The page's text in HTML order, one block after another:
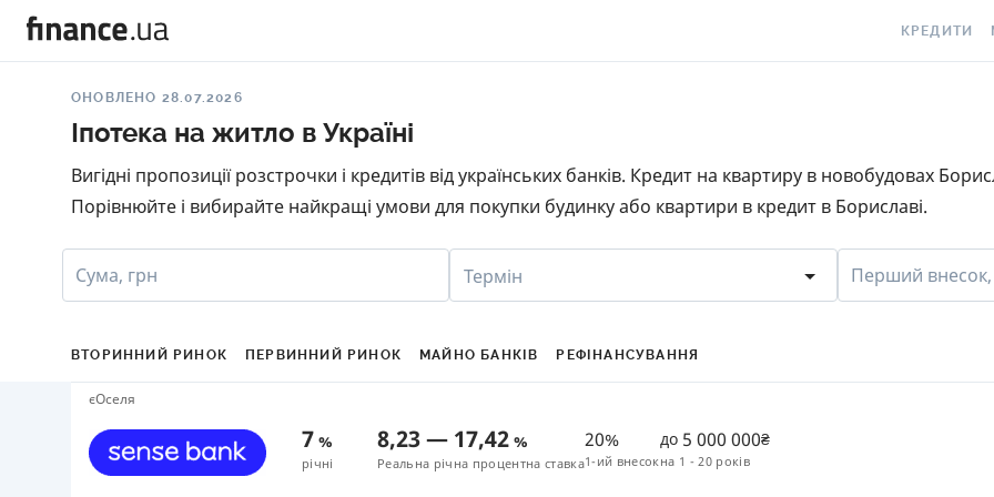
КРЕДИТИ
КРЕДИТ
ІСТОРІЄЮ
ОНОВЛЕНО 28.07.2026
Іпотека на житло в Україні
Вигідні пропозиції розстрочки і кредитів від українських банків. Кредит на квартиру в новобудовах
Порівнюйте і вибирайте найкращі умови для покупки будинку або квартири в кредит в Бориславі.
Сума, грн Термін Перший внесок,
ВТОРИННИЙ РИНОК ПЕРВИННИЙ РИНОК МАЙНО БАНКІВ РЕФІНАНСУВАННЯ
єОселя
7 %
річні
8,23— 17,42 %
Реальна річна процентна ставка
20%
1-ий внесок
до 5 000 000₴
на 1 - 20 років